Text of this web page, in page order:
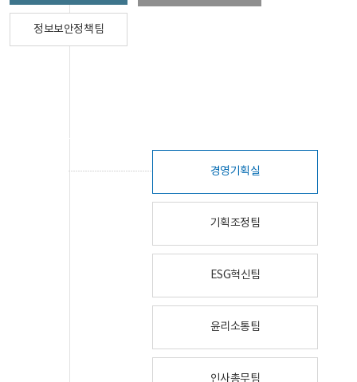
정보보안정책팀
경영기획실
기획조정팀
ESG혁신팀
윤리소통팀
인사총무팀